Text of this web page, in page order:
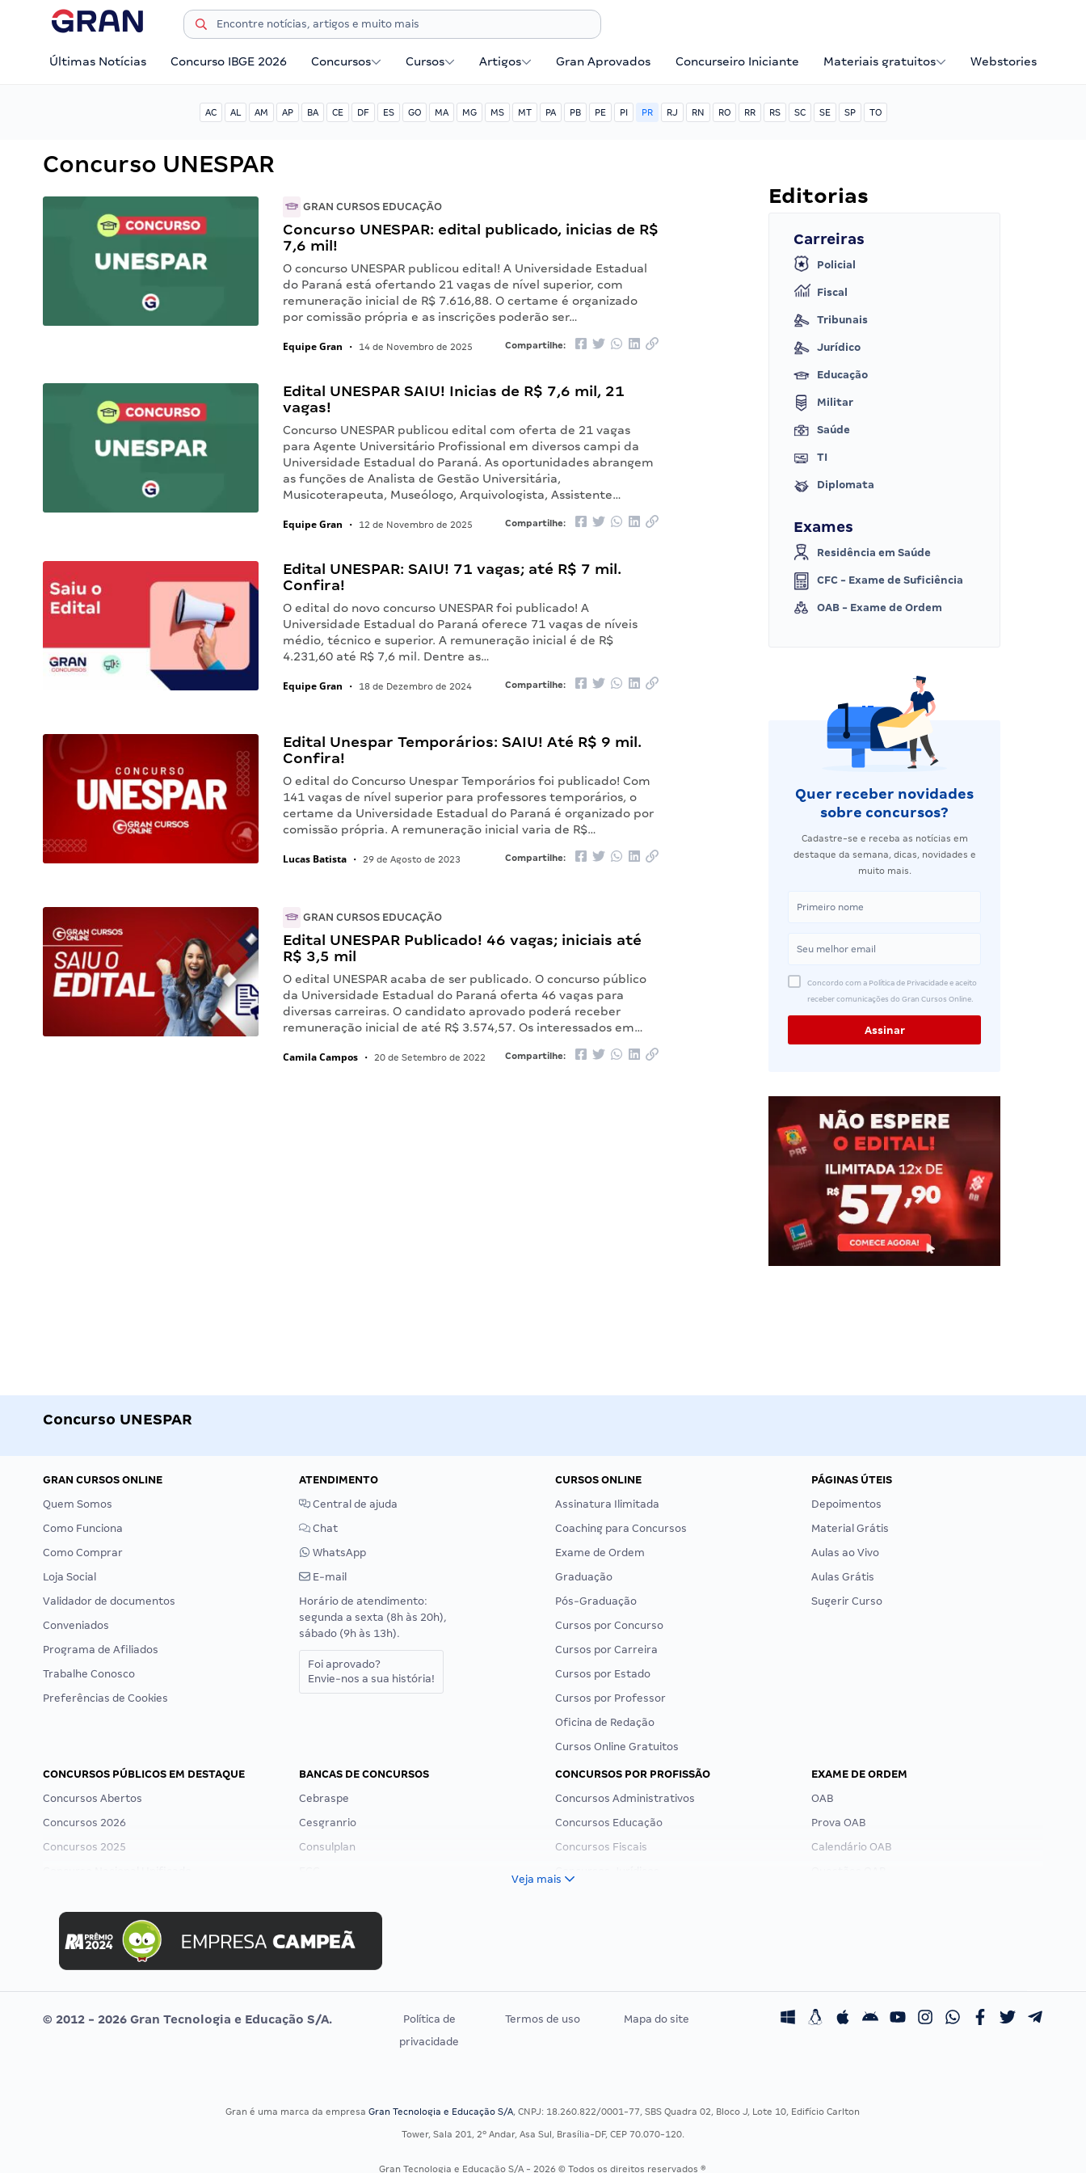
Últimas Notícias Concurso IBGE 2026 Concursos Cursos Artigos Gran Aprovados Concurseiro Iniciante Materiais gratuitos Webstories
AC AL AM AP BA CE DF ES GO MA MG MS MT PA PB PE PI PR RJ RN RO RR RS SC SE SP TO
Concurso UNESPAR
GRAN CURSOS EDUCAÇÃO
Concurso UNESPAR: edital publicado, inicias de R$
7,6 mil!
O concurso UNESPAR publicou edital! A Universidade Estadual
do Paraná está ofertando 21 vagas de nível superior, com
remuneração inicial de R$ 7.616,88. O certame é organizado
por comissão própria e as inscrições poderão ser…
Equipe Gran • 14 de Novembro de 2025 Compartilhe:
Edital UNESPAR SAIU! Inicias de R$ 7,6 mil, 21
vagas!
Concurso UNESPAR publicou edital com oferta de 21 vagas
para Agente Universitário Profissional em diversos campi da
Universidade Estadual do Paraná. As oportunidades abrangem
as funções de Analista de Gestão Universitária,
Musicoterapeuta, Museólogo, Arquivologista, Assistente…
Equipe Gran • 12 de Novembro de 2025 Compartilhe:
Edital UNESPAR: SAIU! 71 vagas; até R$ 7 mil.
Confira!
O edital do novo concurso UNESPAR foi publicado! A
Universidade Estadual do Paraná oferece 71 vagas de níveis
médio, técnico e superior. A remuneração inicial é de R$
4.231,60 até R$ 7,6 mil. Dentre as…
Equipe Gran • 18 de Dezembro de 2024 Compartilhe:
Edital Unespar Temporários: SAIU! Até R$ 9 mil.
Confira!
O edital do Concurso Unespar Temporários foi publicado! Com
141 vagas de nível superior para professores temporários, o
certame da Universidade Estadual do Paraná é organizado por
comissão própria. A remuneração inicial varia de R$…
Lucas Batista • 29 de Agosto de 2023 Compartilhe:
GRAN CURSOS EDUCAÇÃO
Edital UNESPAR Publicado! 46 vagas; iniciais até
R$ 3,5 mil
O edital UNESPAR acaba de ser publicado. O concurso público
da Universidade Estadual do Paraná oferta 46 vagas para
diversas carreiras. O candidato aprovado poderá receber
remuneração inicial de até R$ 3.574,57. Os interessados em…
Camila Campos • 20 de Setembro de 2022 Compartilhe:
Editorias
Carreiras
Policial
Fiscal
Tribunais
Jurídico
Educação
Militar
Saúde
TI
Diplomata
Exames
Residência em Saúde
CFC - Exame de Suficiência
OAB - Exame de Ordem
Quer receber novidades
sobre concursos?
Cadastre-se e receba as notícias em
destaque da semana, dicas, novidades e
muito mais.
Concordo com a Política de Privacidade e aceito
receber comunicações do Gran Cursos Online.
Concurso UNESPAR
GRAN CURSOS ONLINE
Quem Somos
Como Funciona
Como Comprar
Loja Social
Validador de documentos
Conveniados
Programa de Afiliados
Trabalhe Conosco
Preferências de Cookies
ATENDIMENTO
Central de ajuda
Chat
WhatsApp
E-mail
Horário de atendimento:
segunda a sexta (8h às 20h),
sábado (9h às 13h).
Foi aprovado?
Envie-nos a sua história!
CURSOS ONLINE
Assinatura Ilimitada
Coaching para Concursos
Exame de Ordem
Graduação
Pós-Graduação
Cursos por Concurso
Cursos por Carreira
Cursos por Estado
Cursos por Professor
Oficina de Redação
Cursos Online Gratuitos
PÁGINAS ÚTEIS
Depoimentos
Material Grátis
Aulas ao Vivo
Aulas Grátis
Sugerir Curso
CONCURSOS PÚBLICOS EM DESTAQUE
Concursos Abertos
Concursos 2026
Concursos 2025
Concurso MPU
Editais publicados
BANCAS DE CONCURSOS
Cebraspe
Cesgranrio
Consulplan
Selecon
Uniase
Vunesp
CONCURSOS POR PROFISSÃO
Concursos Administrativos
Concursos Educação
Concursos Fiscais
Residência Multiprofissional
EXAME DE ORDEM
OAB
Prova OAB
Calendário OAB
Veja mais
© 2012 - 2026 Gran Tecnologia e Educação S/A.
Política de
privacidade
Termos de uso Mapa do site
Gran é uma marca da empresaGran Tecnologia e Educação S/A, CNPJ: 18.260.822/0001-77, SBS Quadra 02, Bloco J, Lote 10, Edifício Carlton
Tower, Sala 201, 2º Andar, Asa Sul, Brasília-DF, CEP 70.070-120.
Gran Tecnologia e Educação S/A - 2026 © Todos os direitos reservados ®